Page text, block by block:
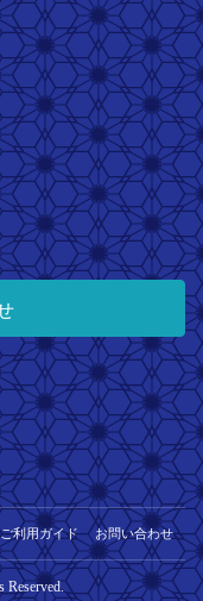
利用ガイド お問い合わせ